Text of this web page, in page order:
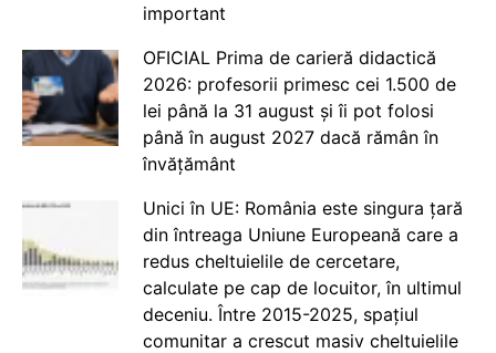
important
OFICIAL Prima de carieră didactică
2026: profesorii primesc cei 1.500 de
lei până la 31 august și îi pot folosi
până în august 2027 dacă rămân în
învățământ
Unici în UE: România este singura țară
din întreaga Uniune Europeană care a
redus cheltuielile de cercetare,
calculate pe cap de locuitor, în ultimul
deceniu. Între 2015-2025, spațiul
comunitar a crescut masiv cheltuielile